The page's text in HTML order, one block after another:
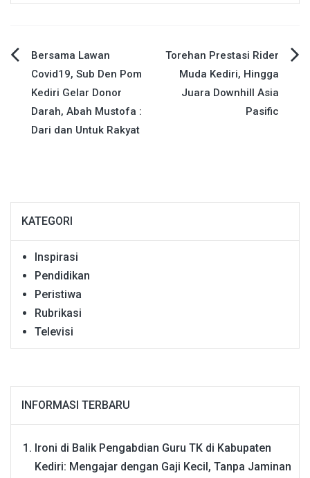
Navigasi
pos
Bersama Lawan
Covid19, Sub Den Pom
Kediri Gelar Donor
Darah, Abah Mustofa :
Dari dan Untuk Rakyat
Torehan Prestasi Rider
Muda Kediri, Hingga
Juara Downhill Asia
Pasific
KATEGORI
Inspirasi
Pendidikan
Peristiwa
Rubrikasi
Televisi
INFORMASI TERBARU
Ironi di Balik Pengabdian Guru TK di Kabupaten
Kediri: Mengajar dengan Gaji Kecil, Tanpa Jaminan